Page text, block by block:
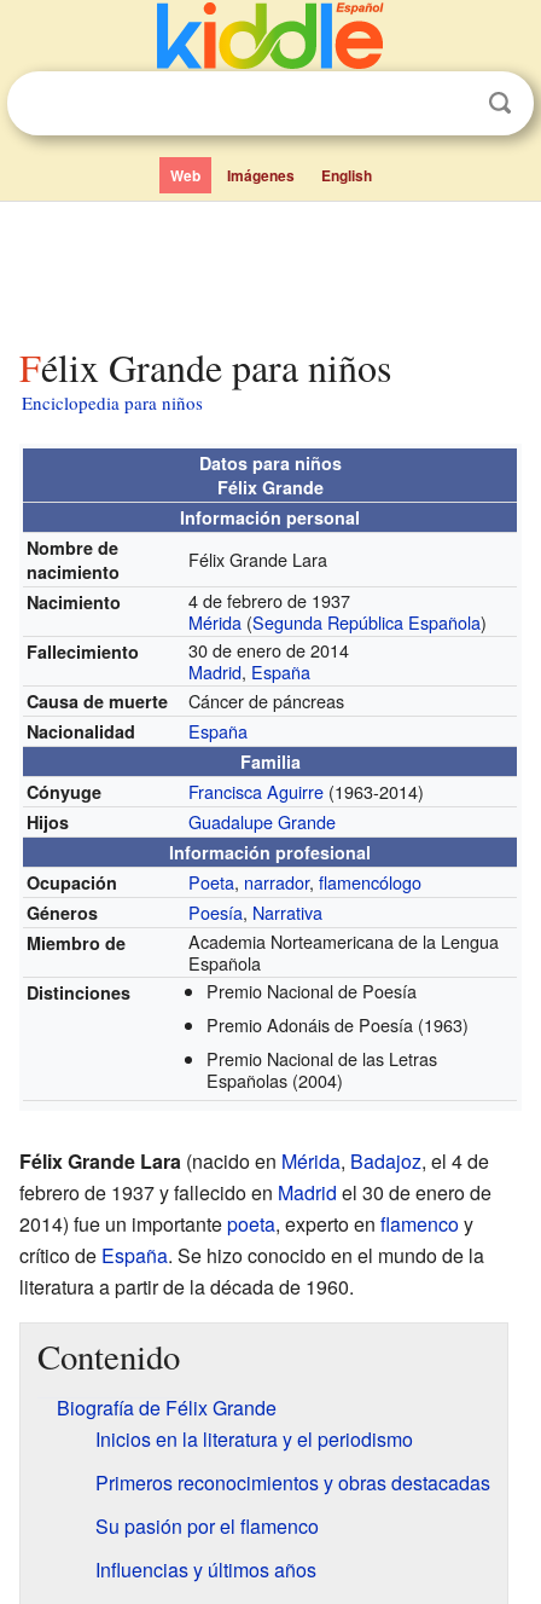
Web Imágenes English
Félix Grande para niños
Enciclopedia para niños
Datos para niños
Félix Grande
Información personal
Nombre de
nacimiento
Félix Grande Lara
Nacimiento
4 de febrero de 1937
Mérida (Segunda República Española)
Fallecimiento
30 de enero de 2014
Madrid, España
Causa de muerte Cáncer de páncreas
Nacionalidad España
Familia
Cónyuge
Francisca Aguirre (1963-2014)
Hijos Guadalupe Grande
Información profesional
Ocupación
Poeta, narrador,flamencólogo
Géneros Poesía, Narrativa
Miembro de
Academia Norteamericana de la Lengua
Española
Distinciones
Premio Nacional de Poesía
Premio Adonáis de Poesía (1963)
Premio Nacional de las Letras
Españolas (2004)
Félix Grande Lara (nacido en Mérida, Badajoz, el 4 de
febrero de 1937 y fallecido en Madrid el 30 de enero de
2014) fue un importantepoeta, experto en flamencoy
crítico de España. Se hizo conocido en el mundo de la
literatura a partir de la década de 1960.
Contenido
Biografía de Félix Grande
Inicios en la literatura y el periodismo
Primeros reconocimientos y obras destacadas
Su pasión por el flamenco
Influencias y últimos años